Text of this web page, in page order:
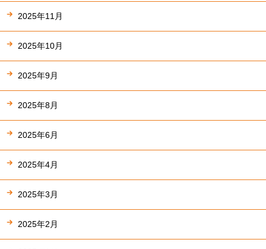
2025年11月
2025年10月
2025年9月
2025年8月
2025年6月
2025年4月
2025年3月
2025年2月